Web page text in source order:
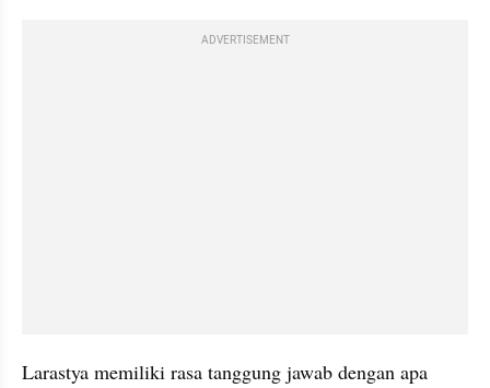
ADVERTISEMENT
Larastya memiliki rasa tanggung jawab dengan apa